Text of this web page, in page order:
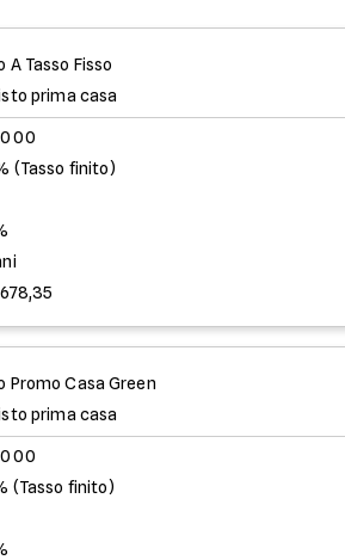
A Tasso Fisso
prima casa
(Tasso finito)
Promo Casa Green
prima casa
(Tasso finito)